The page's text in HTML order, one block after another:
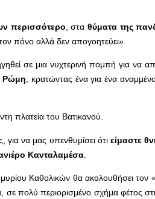
περισσότερο , σταθύματα της
πόνο αλλά δεν απογοητεύει».
σε μια νυχτερινή πομπή για να
Ρώμη , κρατώντας ένα για ένα
πλατεία του Βατικανού.
για να μας υπενθυμίσει ότι είμαστε
Κανταλαμέσα
Καθολικών θα ακολουθήσει
πολύ περιορισμένο σχήμα φέτος